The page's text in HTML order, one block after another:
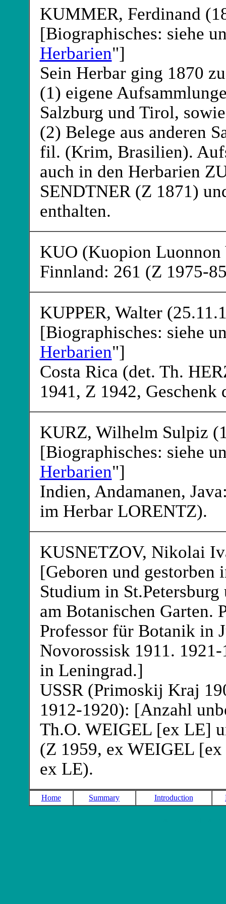
KUMMER, Ferdinand
[Biographisches: siehe
Herbarien"]
Sein Herbar ging 1870
(1) eigene
Salzburg und Tirol, sowie
(2) Belege aus anderen
fil. (Krim, Brasilien).
auch in den Herbarien
SENDTNER (Z 1871)
enthalten.
KUO (Kuopion
Finnland: 261 (Z 1975-
KUPPER, Walter
[Biographisches: siehe
Herbarien"]
Costa Rica (det. Th.
1941, Z 1942, Geschenk
KURZ, Wilhelm Sulpiz
[Biographisches: siehe
Herbarien"]
Indien, Andamanen,
im Herbar LORENTZ).
KUSNETZOV, Nikolai
[Geboren und gestorben
Studium in
am Botanischen Garten.
Professor für Botanik in
Novorossisk 1911.
in Leningrad.]
USSR (Primoskij Kraj
1912-1920): [Anzahl
Th.O. WEIGEL[ex LE]
(Z 1959, ex WEIGEL
ex LE).
Home Summary Introduction